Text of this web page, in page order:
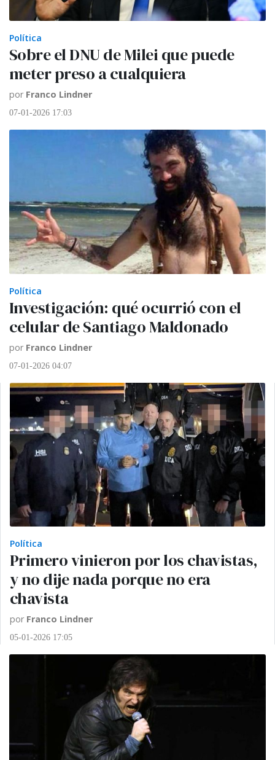
Política
Sobre el DNU de Milei que puede
meter preso a cualquiera
por Franco Lindner
07-01-2026 17:03
Política
Investigación: qué ocurrió con el
celular de Santiago Maldonado
por Franco Lindner
07-01-2026 04:07
Política
Primero vinieron por los chavistas,
y no dije nada porque no era
chavista
por Franco Lindner
05-01-2026 17:05